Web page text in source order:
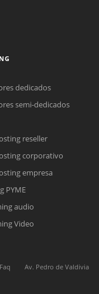
con el enlace a
Complete el formulario
dedicados
semi-dedicados
reseller
corporativo
empresa
PYME
audio
Video
Faq
Av. Pedro de Valdivia